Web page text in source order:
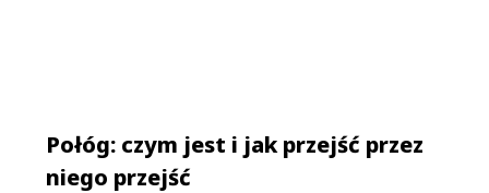
Połóg: czym jest i jak przejść przez
niego przejść